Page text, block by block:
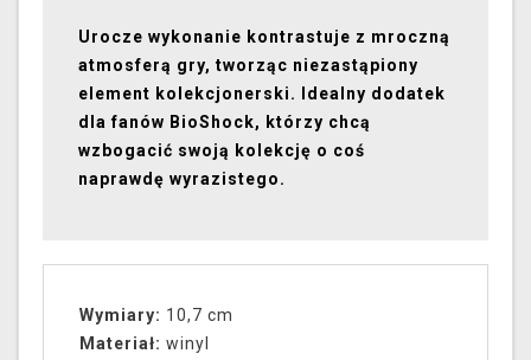
Urocze wykonanie kontrastuje z mroczną
atmosferą gry, tworząc niezastąpiony
element kolekcjonerski. Idealny dodatek
dla fanów BioShock, którzy chcą
wzbogacić swoją kolekcję o coś
naprawdę wyrazistego.
Wymiary: 10,7 cm
Materiał: winyl